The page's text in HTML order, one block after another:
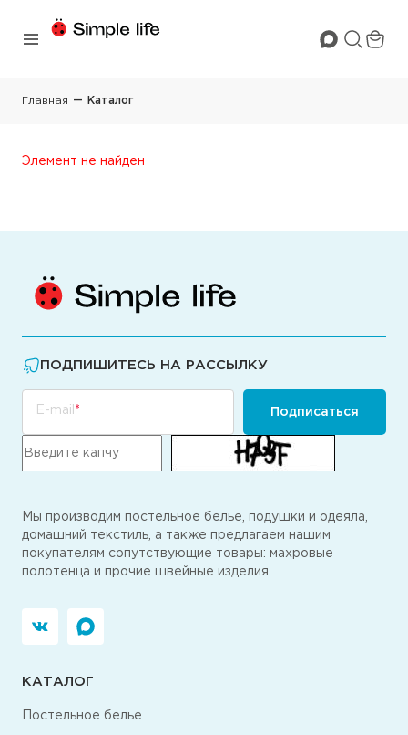
Главная Каталог
Элемент не найден
ПОДПИШИТЕСЬ НА РАССЫЛКУ
E-mail Подписаться
Мы производим постельное белье, подушки и одеяла,
домашний текстиль, а также предлагаем нашим
покупателям сопутствующие товары: махровые
полотенца и прочие швейные изделия.
КАТАЛОГ
Постельное белье